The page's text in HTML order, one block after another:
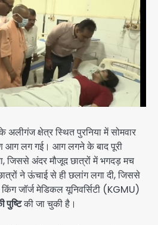
क्षेत्र स्थित पुरनिया में सोमवार
आग लग गई। आग लगने के बाद पूरी
जिससे अंदर मौजूद छात्रों में भगदड़ मच
ने ऊंचाई से ही छलांग लगा दी, जिससे
जॉर्ज मेडिकल यूनिवर्सिटी (KGMU)
पुष्टिकी जा चुकी है।